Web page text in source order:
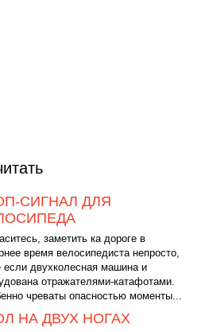
СИГНАЛ ДЛЯ
заметить ка дороге в
время велосипедиста непросто,
если двухколесная машина и
отражателями-катафотами.
чреваты опасностью моменты...
НА ДВУХ НОГАХ